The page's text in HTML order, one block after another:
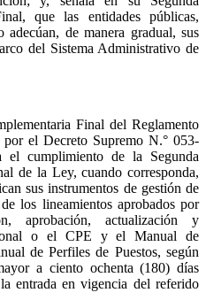
que las entidades públicas,
de manera gradual, sus
del Sistema Administrativo de
Final del Reglamento
el Decreto Supremo N.° 053-
el cumplimiento de la Segunda
de la Ley, cuando corresponda,
sus instrumentos de gestión de
los lineamientos aprobados por
aprobación, actualización y
o el CPE y el Manual de
de Perfiles de Puestos, según
a ciento ochenta (180) días
entrada en vigencia del referido